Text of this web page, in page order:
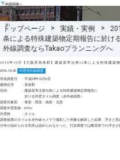
外壁調査
(赤外線調
査・ロー
プ打診調
査)
トップページ 実績・実例
条による特殊建築物定期報告に於け
外線調査ならTakaoプランニングへ
2016年10月【大阪府泉南郡】建築基準法第12条による特殊建築
2016.10.06 外壁赤外線調査
現地調査日 ：平成28年10月6日
建物住所 ：泉南郡
目的 ：建築基準法第12条による特殊建築物定期報告に
於ける外壁タイル調査（赤外線調査）
調査対象面 ：東面・西面・南面・北面
調査外壁面積：610㎡
外壁材 ：タイル
調査範囲のタイルを赤外線カメラで撮影した画像を解析した結果、浮きと思
分布が認められる箇所は認められなかった。打診調査では数箇所での浮きが